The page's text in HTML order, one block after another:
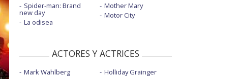
Spider-man: Brand
new day
La odisea
Mother Mary
Motor City
ACTORES Y ACTRICES
Mark Wahlberg
Holliday Grainger